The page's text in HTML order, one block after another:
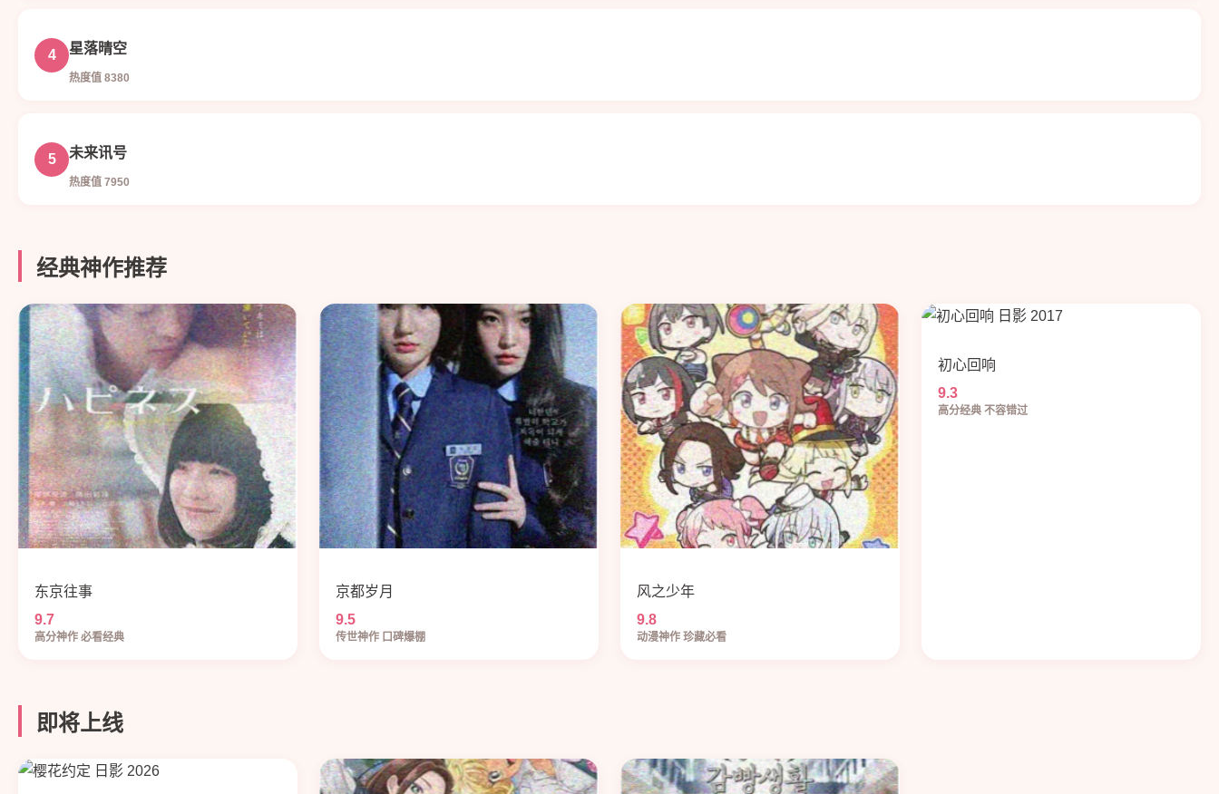
4 星落晴空
热度值 8380
5 未来讯号
热度值 7950
经典神作推荐
东京往事
9.7
高分神作 必看经典
京都岁月
9.5
传世神作 口碑爆棚
风之少年
9.8
动漫神作 珍藏必看
初心回响
9.3
高分经典 不容错过
即将上线